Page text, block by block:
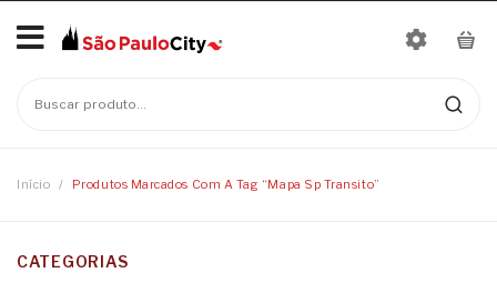
Bonés
Baby Look
Moletons
Início / Produtos Marcados Com A Tag “mapa Sp Transito”
CATEGORIAS